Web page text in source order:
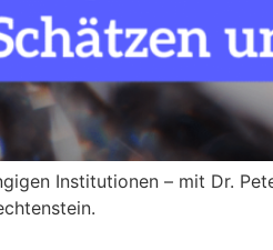
Institutionen – mit Dr.